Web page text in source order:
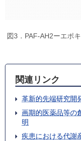
図3．PAF-AH2ーエポ
関連リンク
革新的先端研究開
画期的医薬品等の
明
疾患における代謝